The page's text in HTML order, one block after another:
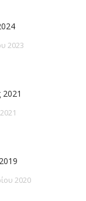
2023
2021
2020